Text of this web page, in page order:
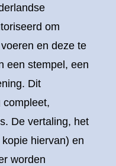
om
en deze te
een stempel, een
Dit
compleet,
De vertaling, het
hiervan) en
worden